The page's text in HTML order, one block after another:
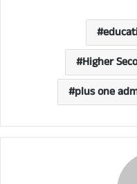
Higher
plus one